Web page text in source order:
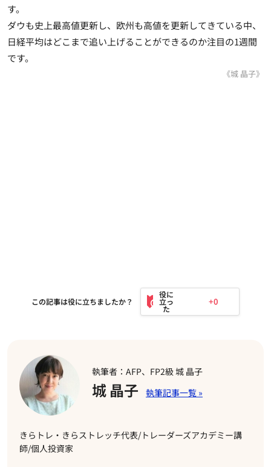
す。
ダウも史上最高値更新し、欧州も高値を更新してきている中、
日経平均はどこまで追い上げることができるのか注目の1週間
です。
《城 晶子》
この記事は役に立ちましたか？ +0
執筆者：AFP、FP2級 城 晶子
城 晶子
きらトレ・きらストレッチ代表/トレーダーズアカデミー講
師/個人投資家